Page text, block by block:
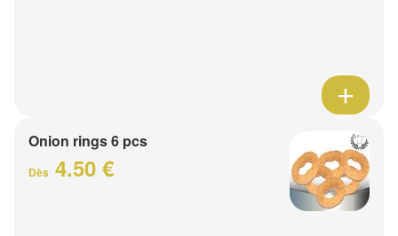
Onion rings 6 pcs
Dès 4.50 €